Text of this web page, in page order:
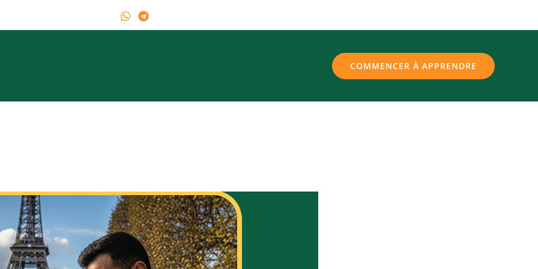
COMMENCER À APPRENDRE